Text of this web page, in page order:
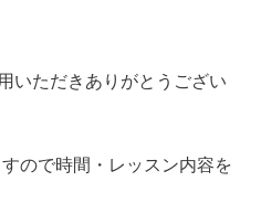
いただきありがとうござい
ので時間・レッスン内容を